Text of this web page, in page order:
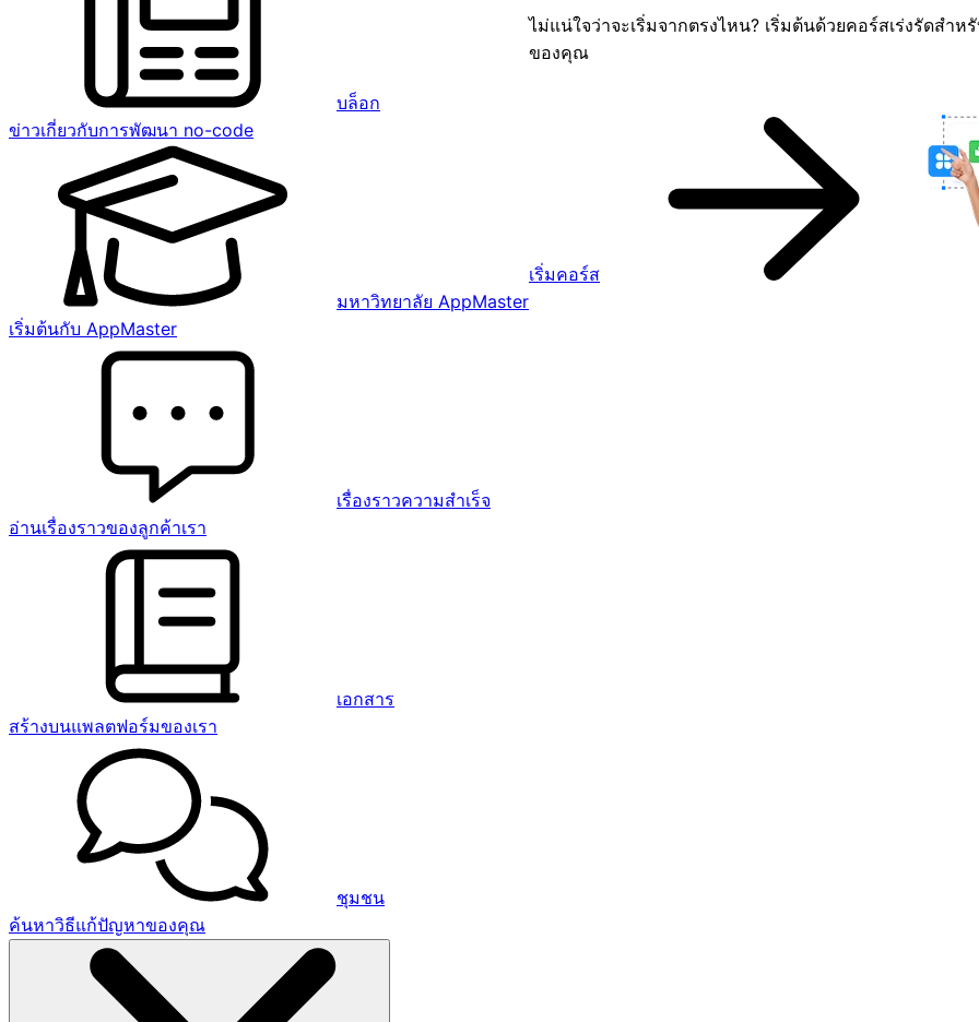
บล็อก
ข่าวเกี่ยวกับการพัฒนา no-code
มหาวิทยาลัย AppMaster
เริ่มต้นกับ AppMaster
เรื่องราวความสำเร็จ
อ่านเรื่องราวของลูกค้าเรา
เอกสาร
สร้างบนแพลตฟอร์มของเรา
ชุมชน
ค้นหาวิธีแก้ปัญหาของคุณ
ไม่แน่ใจว่าจะเริ่มจากตรงไหน? เริ่มต้นด้วยคอร์สเร่งรัดสำห
ของคุณ
เริ่มคอร์ส